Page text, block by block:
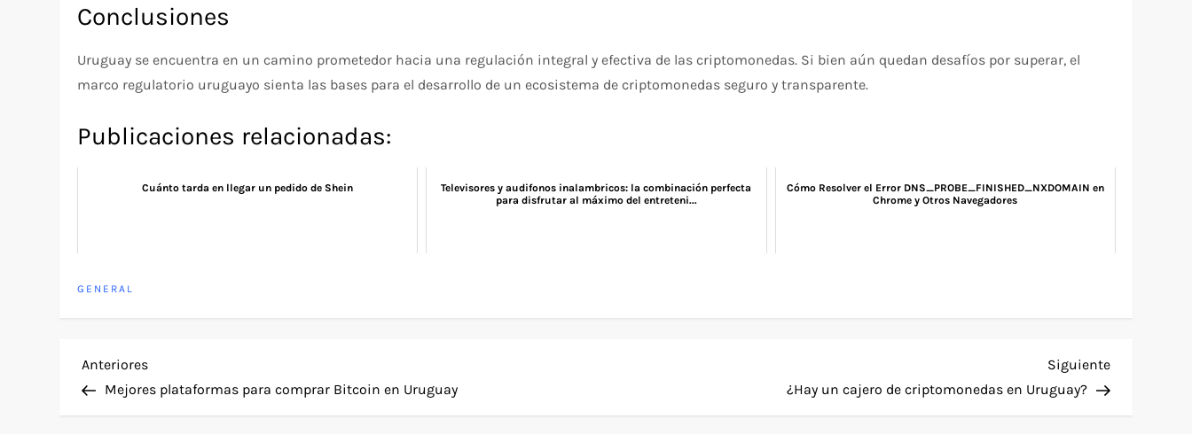
Conclusiones
Uruguay se encuentra en un camino prometedor hacia una regulación integral y efectiva de las criptomonedas. Si bien aún quedan desafíos por superar, el
marco regulatorio uruguayo sienta las bases para el desarrollo de un ecosistema de criptomonedas seguro y transparente.
Publicaciones relacionadas:
Cuánto tarda en llegar un pedido de Shein
Televisores y audifonos inalambricos: la combinación perfecta
para disfrutar al máximo del entreteni...
Cómo Resolver el Error DNS_PROBE_FINISHED_NXDOMAIN en
Chrome y Otros Navegadores
GENERAL
N
Entrada
anterior
Anteriores
Mejores plataformas para comprar Bitcoin en Uruguay
Siguiente
entrada
Siguiente
¿Hay un cajero de criptomonedas en Uruguay?